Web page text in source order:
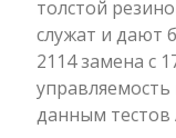
толстой
служат и дают
2114 замена с
данным тестов